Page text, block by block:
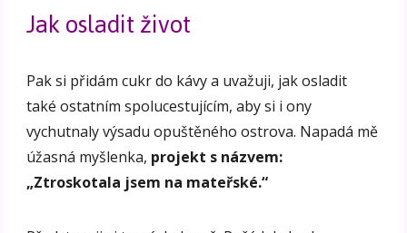
Jak osladit život
Pak si přidám cukr do kávy a uvažuji, jak osladit
také ostatním spolucestujícím, aby si i ony
vychutnaly výsadu opuštěného ostrova. Napadá mě
úžasná myšlenka, projekt s názvem:
„Ztroskotala jsem na mateřské.“